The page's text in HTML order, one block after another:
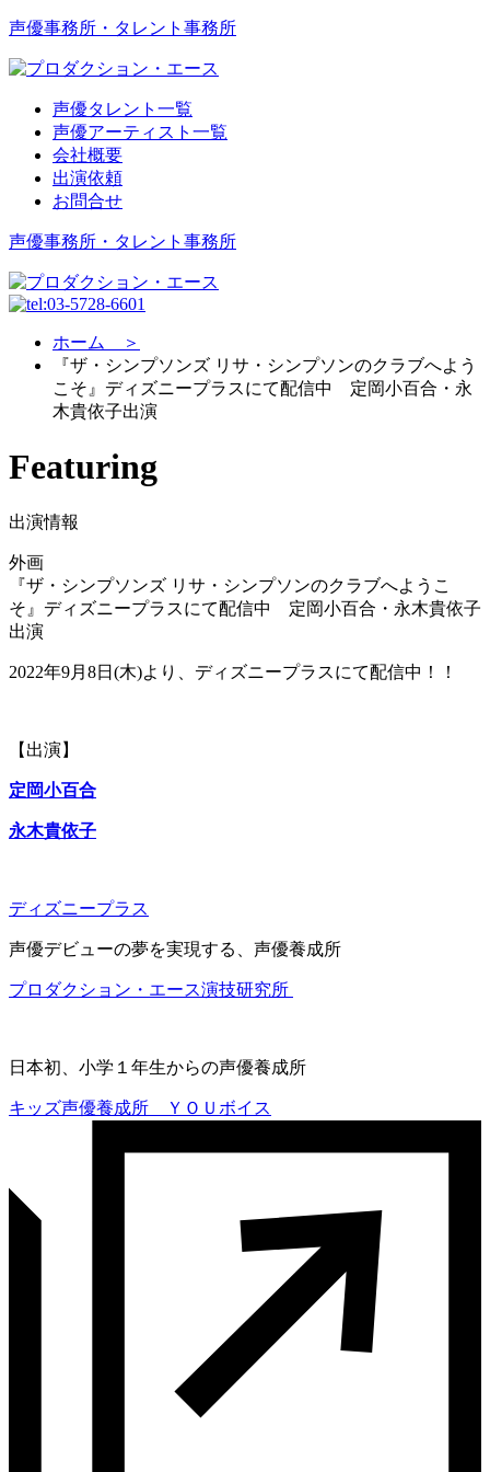
声優事務所・タレント事務所
声優タレント一覧
声優アーティスト一覧
会社概要
出演依頼
お問合せ
声優事務所・タレント事務所
ホーム ＞
『ザ・シンプソンズ リサ・シンプソンのクラブへよう
こそ』ディズニープラスにて配信中 定岡小百合・永
木貴依子出演
Featuring
出演情報
外画
『ザ・シンプソンズ リサ・シンプソンのクラブへようこ
そ』ディズニープラスにて配信中 定岡小百合・永木貴依子
出演
2022年9月8日(木)より、ディズニープラスにて配信中！！
【出演】
定岡小百合
永木貴依子
ディズニープラス
声優デビューの夢を実現する、声優養成所
プロダクション・エース演技研究所
日本初、小学１年生からの声優養成所
キッズ声優養成所 ＹＯＵボイス